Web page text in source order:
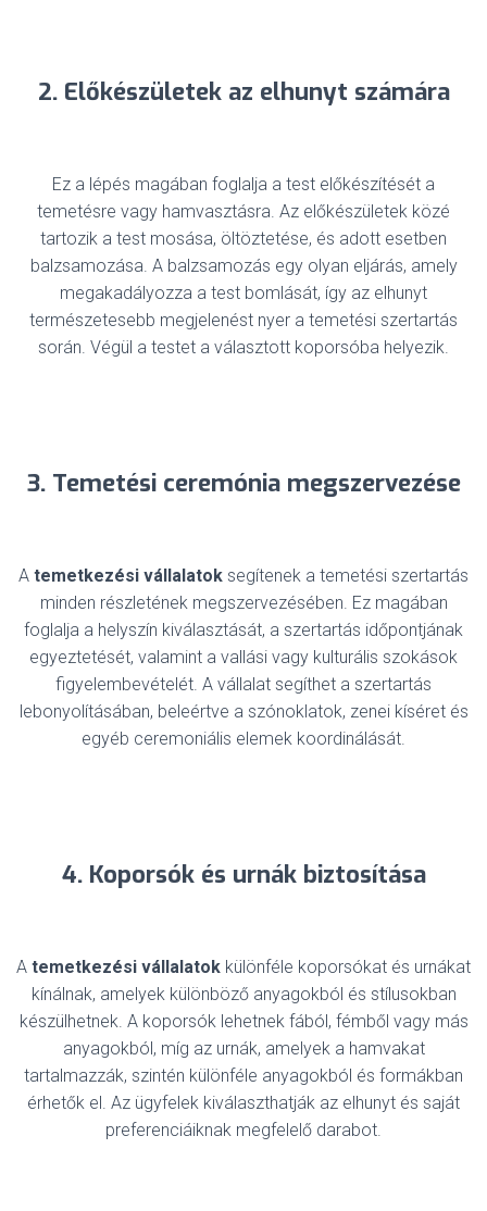
2. Előkészületek az elhunyt számára
Ez a lépés magában foglalja a test előkészítését a
temetésre vagy hamvasztásra. Az előkészületek közé
tartozik a test mosása, öltöztetése, és adott esetben
balzsamozása. A balzsamozás egy olyan eljárás, amely
megakadályozza a test bomlását, így az elhunyt
természetesebb megjelenést nyer a temetési szertartás
során. Végül a testet a választott koporsóba helyezik.
3. Temetési ceremónia megszervezése
A temetkezési vállalatok segítenek a temetési szertartás
minden részletének megszervezésében. Ez magában
foglalja a helyszín kiválasztását, a szertartás időpontjának
egyeztetését, valamint a vallási vagy kulturális szokások
figyelembevételét. A vállalat segíthet a szertartás
lebonyolításában, beleértve a szónoklatok, zenei kíséret és
egyéb ceremoniális elemek koordinálását.
4. Koporsók és urnák biztosítása
A temetkezési vállalatok különféle koporsókat és urnákat
kínálnak, amelyek különböző anyagokból és stílusokban
készülhetnek. A koporsók lehetnek fából, fémből vagy más
anyagokból, míg az urnák, amelyek a hamvakat
tartalmazzák, szintén különféle anyagokból és formákban
érhetők el. Az ügyfelek kiválaszthatják az elhunyt és saját
preferenciáiknak megfelelő darabot.